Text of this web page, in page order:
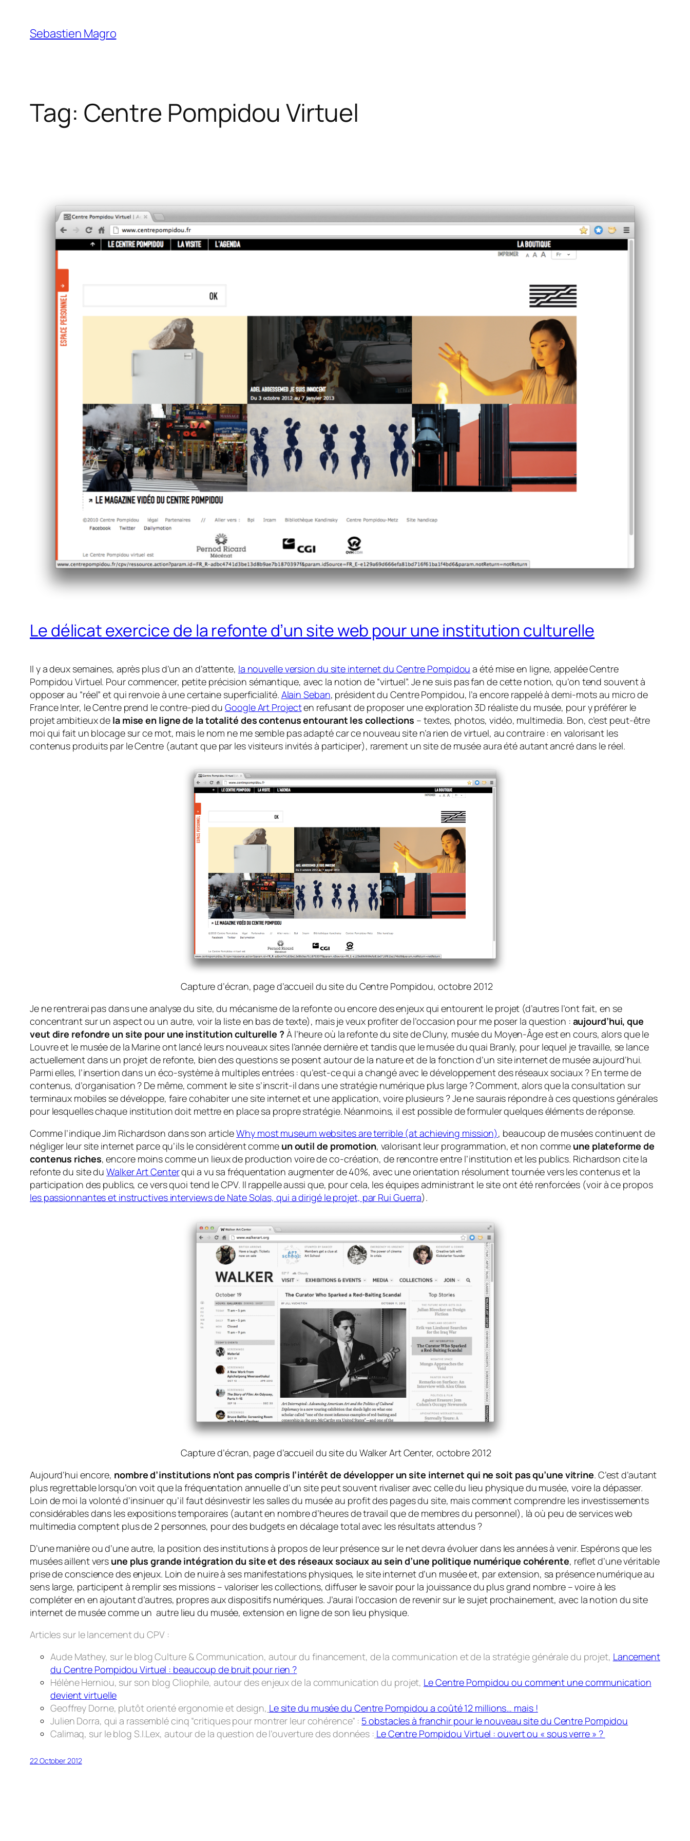
content
Sebastien Magro
Tag: Centre Pompidou Virtuel
Le délicat exercice de la refonte d’un site web pour une institution culturelle
Il y a deux semaines, après plus d’un an d’attente, la nouvelle version du site internet du Centre Pompidou a été mise en ligne, appelée Centre
Pompidou Virtuel. Pour commencer, petite précision sémantique, avec la notion de “virtuel”. Je ne suis pas fan de cette notion, qu’on tend souvent à
opposer au “réel” et qui renvoie à une certaine superficialité. Alain Seban, président du Centre Pompidou, l’a encore rappelé à demi-mots au micro de
France Inter, le Centre prend le contre-pied duGoogle Art Projecten refusant de proposer une exploration 3D réaliste du musée, pour y préférer le
projet ambitieux de la mise en ligne de la totalité des contenus entourant les collections – textes, photos, vidéo, multimedia. Bon, c’est peut-être
moi qui fait un blocage sur ce mot, mais le nom ne me semble pas adapté car ce nouveau site n’a rien de virtuel, au contraire : en valorisant les
contenus produits par le Centre (autant que par les visiteurs invités à participer), rarement un site de musée aura été autant ancré dans le réel.
Capture d’écran, page d’accueil du site du Centre Pompidou, octobre 2012
Je ne rentrerai pas dans une analyse du site, du mécanisme de la refonte ou encore des enjeux qui entourent le projet (d’autres l’ont fait, en se
concentrant sur un aspect ou un autre, voir la liste en bas de texte), mais je veux profiter de l’occasion pour me poser la question : aujourd’hui, que
veut dire refondre un site pour une institution culturelle ? À l’heure où la refonte du site de Cluny, musée du Moyen-Âge est en cours, alors que le
Louvre et le musée de la Marine ont lancé leurs nouveaux sites l’année dernière et tandis que le musée du quai Branly, pour lequel je travaille, se lance
actuellement dans un projet de refonte, bien des questions se posent autour de la nature et de la fonction d’un site internet de musée aujourd’hui.
Parmi elles, l’insertion dans un éco-système à multiples entrées : qu’est-ce qui a changé avec le développement des réseaux sociaux ? En terme de
contenus, d’organisation ? De même, comment le site s’inscrit-il dans une stratégie numérique plus large ? Comment, alors que la consultation sur
terminaux mobiles se développe, faire cohabiter une site internet et une application, voire plusieurs ? Je ne saurais répondre à ces questions générales
pour lesquelles chaque institution doit mettre en place sa propre stratégie. Néanmoins, il est possible de formuler quelques éléments de réponse.
Comme l’indique Jim Richardson dans son articleWhy most museum websites are terrible (at achieving mission), beaucoup de musées continuent de
négliger leur site internet parce qu’ils le considèrent commeun outil de promotion, valorisant leur programmation, et non comme une plateforme de
contenus riches, encore moins comme un lieux de production voire de co-création, de rencontre entre l’institution et les publics. Richardson cite la
refonte du site duWalker Art Centerqui a vu sa fréquentation augmenter de 40%, avec une orientation résolument tournée vers les contenus et la
participation des publics, ce vers quoi tend le CPV. Il rappelle aussi que, pour cela, les équipes administrant le site ont été renforcées (voir à ce propos
les passionnantes et instructives interviews de Nate Solas, qui a dirigé le projet, par Rui Guerra).
Capture d’écran, page d’accueil du site du Walker Art Center, octobre 2012
Aujourd’hui encore, nombre d’institutions n’ont pas compris l’intérêt de développer un site internet qui ne soit pas qu’une vitrine. C’est d’autant
plus regrettable lorsqu’on voit que la fréquentation annuelle d’un site peut souvent rivaliser avec celle du lieu physique du musée, voire la dépasser.
Loin de moi la volonté d’insinuer qu’il faut désinvestir les salles du musée au profit des pages du site, mais comment comprendre les investissements
considérables dans les expositions temporaires (autant en nombre d’heures de travail que de membres du personnel), là où peu de services web
multimedia comptent plus de 2 personnes, pour des budgets en décalage total avec les résultats attendus ?
D’une manière ou d’une autre, la position des institutions à propos de leur présence sur le net devra évoluer dans les années à venir. Espérons que les
musées aillent vers une plus grande intégration du site et des réseaux sociaux au sein d’une politique numérique cohérente, reflet d’une véritable
prise de conscience des enjeux. Loin de nuire à ses manifestations physiques, le site internet d’un musée et, par extension, sa présence numériqueau
sens large, participent à remplir ses missions – valoriser les collections, diffuser le savoir pour la jouissance du plus grand nombre – voire à les
compléter en en ajoutant d’autres, propres aux dispositifs numériques. J’aurai l’occasion de revenir sur le sujet prochainement, avec la notion du site
internet de musée comme un autre lieu du musée, extension en ligne de son lieu physique.
Articles sur le lancement du CPV :
Aude Mathey, sur le blog Culture & Communication, autour du financement, de la communication et de la stratégie générale du projet, Lancement
du Centre Pompidou Virtuel : beaucoup de bruit pour rien ?
Hélène Herniou, sur son blog Cliophile, autour des enjeux de la communication du projet, Le Centre Pompidou ou comment une communication
devient virtuelle
Geoffrey Dorne, plutôt orienté ergonomie et design, Le site du musée du Centre Pompidou a coûté 12 millions… mais !
Julien Dorra, qui a rassemblé cinq “critiques pour montrer leur cohérence” : 5 obstacles à franchir pour le nouveau site du Centre Pompidou
Calimaq, sur le blog S.I.Lex, autour de la question de l’ouverture des données : Le Centre Pompidou Virtuel : ouvert ou « sous verre » ?
22 October 2012